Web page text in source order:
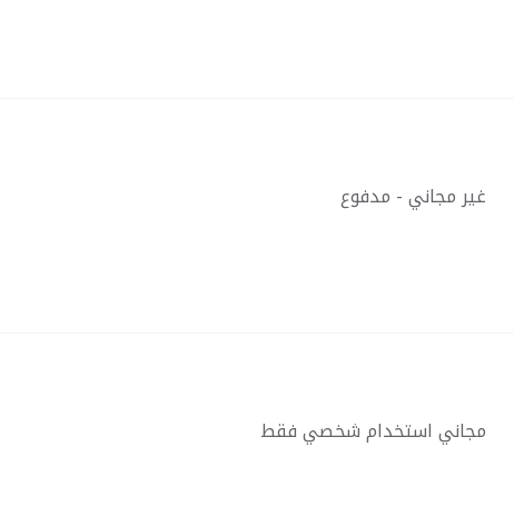
غير مجاني - مدفوع
مجاني استخدام شخصي فقط